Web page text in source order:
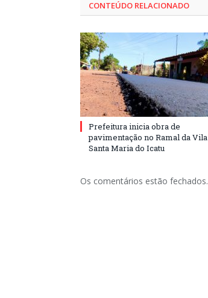
CONTEÚDO RELACIONADO
Prefeitura inicia obra de
pavimentação no Ramal da Vila
Santa Maria do Icatu
Os comentários estão fechados.